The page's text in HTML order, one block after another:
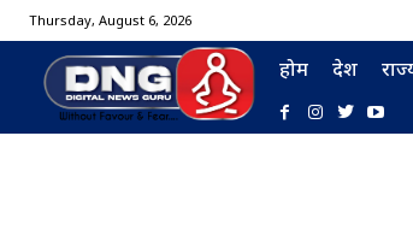
Thursday, August 6, 2026
होम देश